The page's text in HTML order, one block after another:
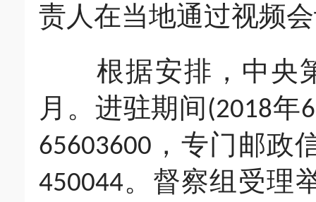
责人在当地通过视频
根据安排，中央第
月。进驻期间(2018年6
65603600 ，专门邮政
450044。督察组受理